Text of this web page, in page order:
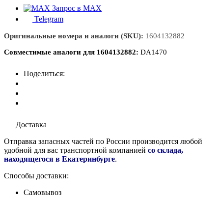
Запрос в MAX
Telegram
Оригинальные номера и аналоги (SKU): 1604132882
Совместимые аналоги для 1604132882: DA1470
Поделиться:
Доставка
Отправка запасных частей по России производится любой
удобной для вас транспортной компанией со склада,
находящегося в Екатеринбурге.
Способы доставки:
Самовывоз